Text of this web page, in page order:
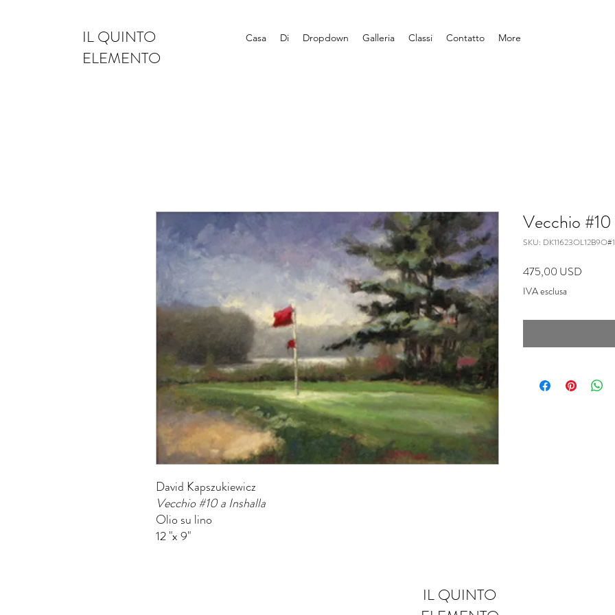
IL QUINTO
ELEMENTO
Casa Di Dropdown Galleria Classi Contatto More
David Kapszukiewicz
Vecchio #10 a Inshalla
Olio su lino
12 "x 9"
Vecchio #10
SKU:
475,00 USD
IVA esclusa
IL QUINTO